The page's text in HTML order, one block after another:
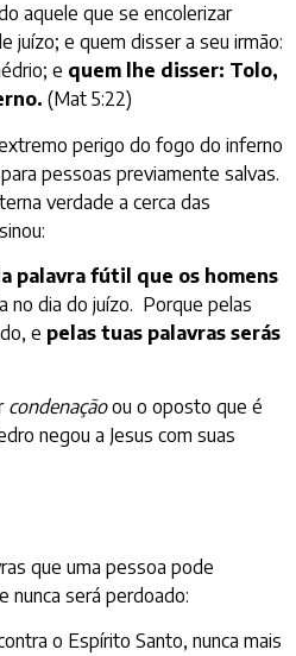
aquele que se encolerizar
juízo; e quem disser a seu irmão:
e quem lhe disser: Tolo,
(Mat 5:22)
perigo do fogo do inferno
pessoas previamente salvas.
verdade a cerca das
palavra fútil que os homens
no dia do juízo. Porque pelas
e pelas tuas palavras serás
condenaçãoou o oposto que é
negou a Jesus com suas
que uma pessoa pode
nunca será perdoado:
o Espírito Santo, nunca mais